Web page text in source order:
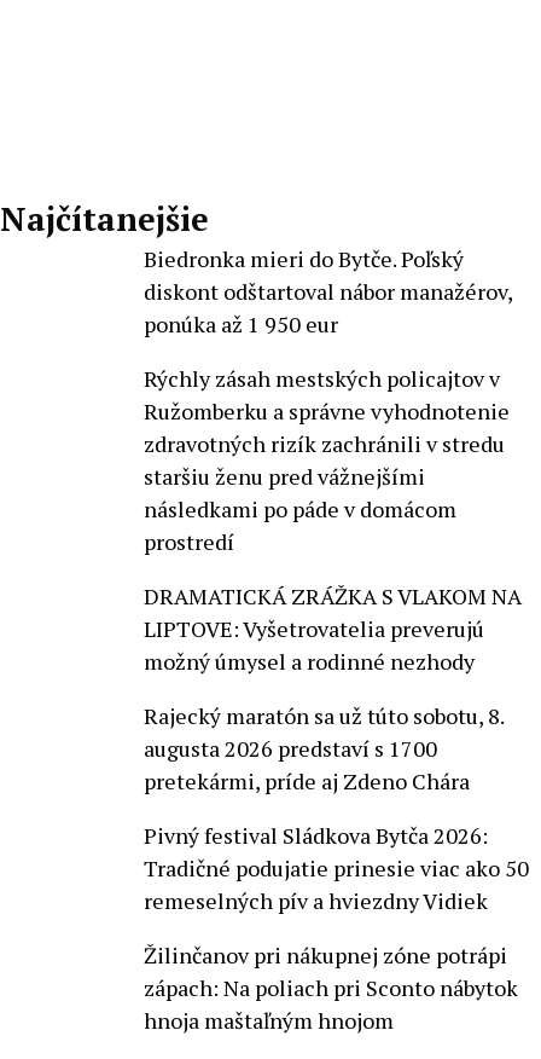
Najčítanejšie
Biedronka mieri do Bytče. Poľský
diskont odštartoval nábor manažérov,
ponúka až 1 950 eur
Rýchly zásah mestských policajtov v
Ružomberku a správne vyhodnotenie
zdravotných rizík zachránili v stredu
staršiu ženu pred vážnejšími
následkami po páde v domácom
prostredí
DRAMATICKÁ ZRÁŽKA S VLAKOM NA
LIPTOVE: Vyšetrovatelia preverujú
možný úmysel a rodinné nezhody
Rajecký maratón sa už túto sobotu, 8.
augusta 2026 predstaví s 1700
pretekármi, príde aj Zdeno Chára
Pivný festival Sládkova Bytča 2026:
Tradičné podujatie prinesie viac ako 50
remeselných pív a hviezdny Vidiek
Žilinčanov pri nákupnej zóne potrápi
zápach: Na poliach pri Sconto nábytok
hnoja maštaľným hnojom